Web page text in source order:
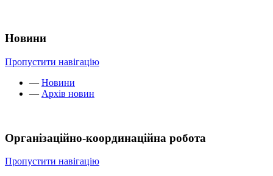
Новини
Пропустити навігацію
— Новини
— Архів новин
Організаційно-координаційна робота
Пропустити навігацію